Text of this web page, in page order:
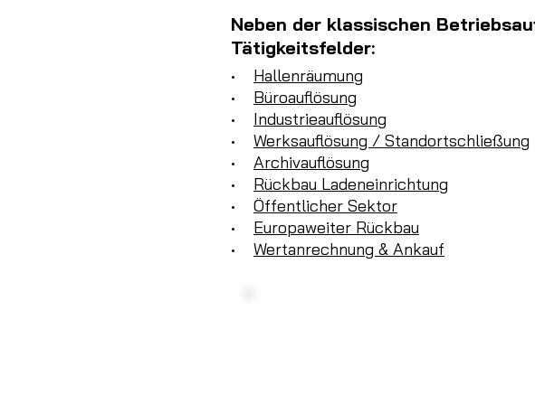
Neben der klassischen
Tätigkeitsfelder:
• Hallenräumung
• Büroauflösung
• Industrieauflösung
• Werksauflösung / Standortschließung
• Archivauflösung
• Rückbau Ladeneinrichtung
• Öffentlicher Sektor
• Europaweiter Rückbau
• Wertanrechnung & Ankauf